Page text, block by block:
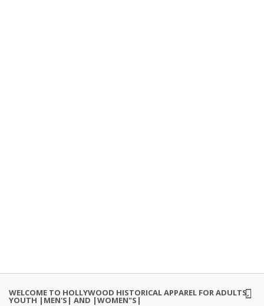
WELCOME TO HOLLYWOOD HISTORICAL APPAREL FOR ADULTS,
YOUTH |MEN'S| AND |WOMEN"S|